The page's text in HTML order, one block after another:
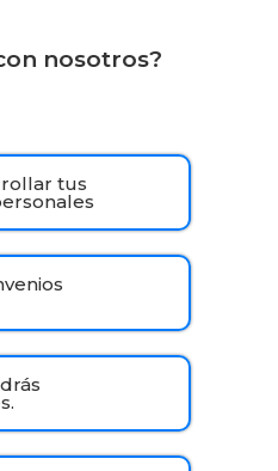
nosotros?
tus